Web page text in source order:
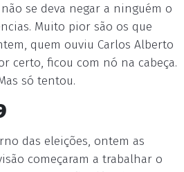
se deva negar a ninguém o
Muito pior são os que
quem ouviu Carlos Alberto
certo, ficou com nó na cabeça.
só tentou.
das eleições, ontem as
começaram a trabalhar o